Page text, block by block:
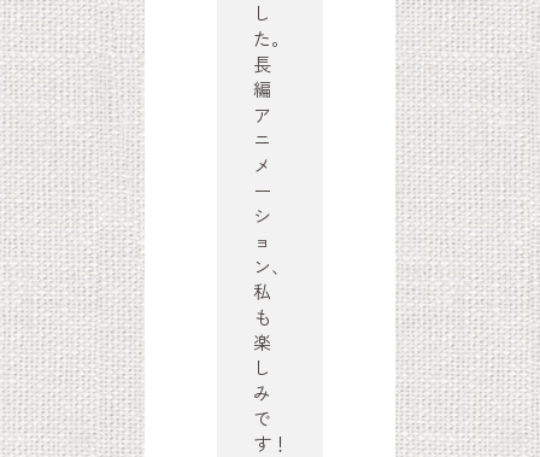
し
た。
長
編
ア
ニ
メ
ー
シ
ョ
ン、
私
も
楽
し
み
で
す！